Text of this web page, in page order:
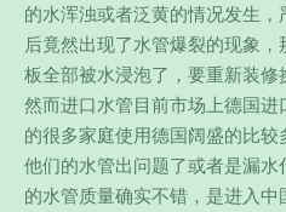
的水浑浊或者泛黄的情况发生，
后竟然出现了水管爆裂的现象
板全部被水浸泡了，要重新装修
然而进口水管目前市场上德国
的很多家庭使用德国阔盛的比
他们的水管出问题了或者是漏
的水管质量确实不错，是进入